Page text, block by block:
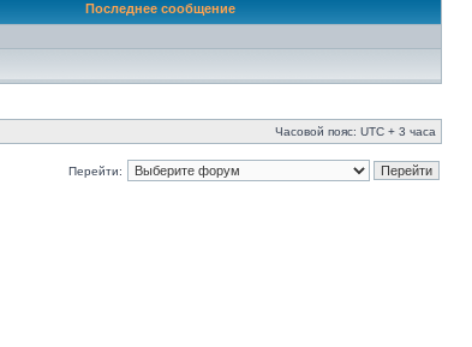
Последнее сообщение
Часовой пояс: UTC + 3 часа
Перейти: